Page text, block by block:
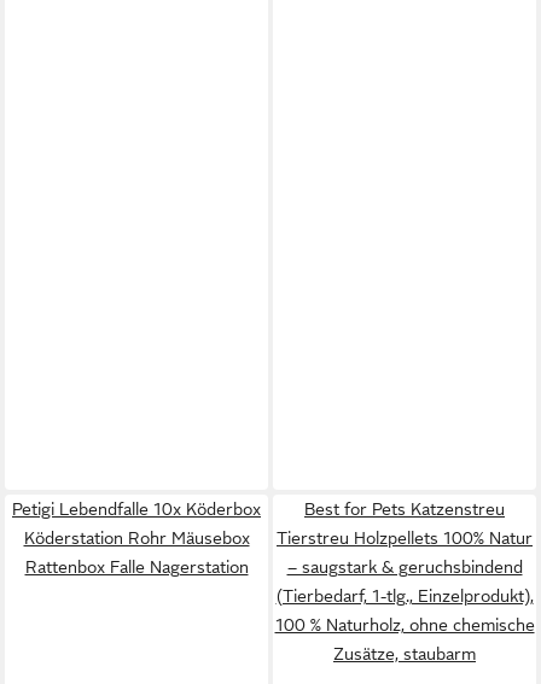
Petigi Lebendfalle 10x Köderbox
Köderstation Rohr Mäusebox
Rattenbox Falle Nagerstation
Best for Pets Katzenstreu
Tierstreu Holzpellets 100% Natur
– saugstark & geruchsbindend
(Tierbedarf, 1-tlg., Einzelprodukt),
100 % Naturholz, ohne chemische
Zusätze, staubarm